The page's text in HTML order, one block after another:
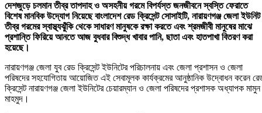
দেশজুড়ে চলমান তীব্র তাপদাহ ও অসহনীয় গরমে বিপর্যস্ত জনজীবনে স্বস্তি ফেরাতে
বিশেষ মানবিক উদ্যোগ নিয়েছে বাংলাদেশ রেড ক্রিসেন্ট সোসাইটি, নারায়ণগঞ্জ জেলা
তীব্র গরমের স্বাস্থ্যঝুঁকি থেকে সাধারণ মানুষকে রক্ষা করতে এবং শ্রমজীবী মানুষের মাঝে
প্রশান্তি ফিরিয়ে আনতে আজ বুধবার বিশুদ্ধ খাবার পানি, ছাতা এবং হাতপাখা বিতরণ করা
হয়েছে।
নারায়ণগঞ্জ জেলা যুব রেড ক্রিসেন্ট ইউনিটের পরিচালনায় এবং জেলা প্রশাসন ও জেলা
পরিষদের সহযোগিতায় আয়োজিত এই সেবামূলক কার্যক্রমের আনুষ্ঠানিক উদ্বোধন করেন
ক্রিসেন্ট নারায়ণগঞ্জ জেলা ইউনিটের চেয়ারম্যান ও জেলা পরিষদের প্রশাসক অধ্যাপক মামুন
মাহমুদ।